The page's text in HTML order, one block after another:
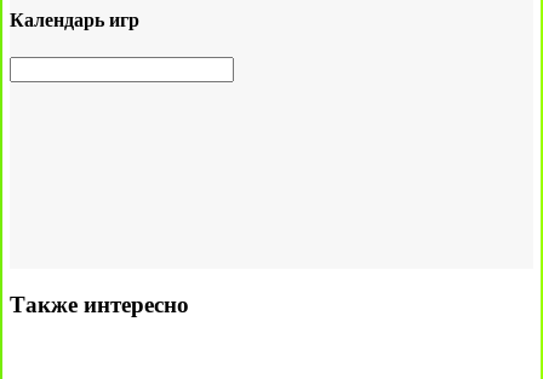
Календарь игр
Также интересно